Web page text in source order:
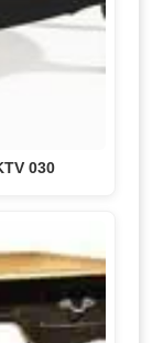
030